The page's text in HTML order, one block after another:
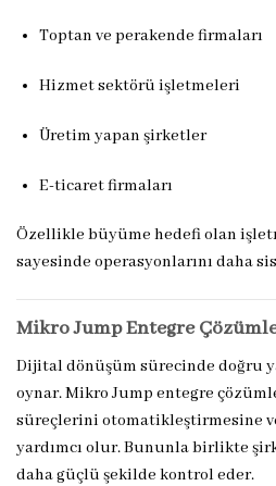
Toptan ve perakende firmaları
Hizmet sektörü işletmeleri
Üretim yapan şirketler
E-ticaret firmaları
Özellikle büyüme hedefi olan
sayesinde operasyonlarını daha
Mikro Jump Entegre
Dijital dönüşüm sürecinde doğru
oynar. Mikro Jump entegre
süreçlerini otomatikleştirmesine
yardımcı olur. Bununla birlikte
daha güçlü şekilde kontrol eder.